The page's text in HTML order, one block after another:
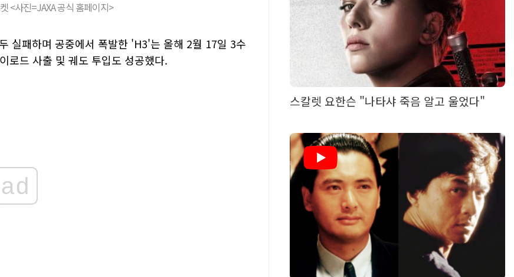
<사진=JAXA 공식 홈페이지>
실패하며 공중에서 폭발한 'H3'는 올해 2월 17일 3수
로드 사출 및 궤도 투입도 성공했다.
ad
스칼렛 요한슨 "나타샤 죽음 알고 울었다"